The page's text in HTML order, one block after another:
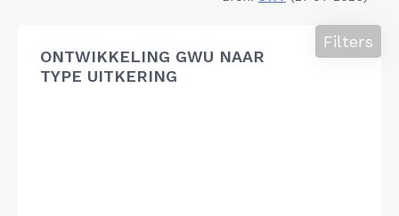
ONTWIKKELING GWU NAAR
TYPE UITKERING
Filters